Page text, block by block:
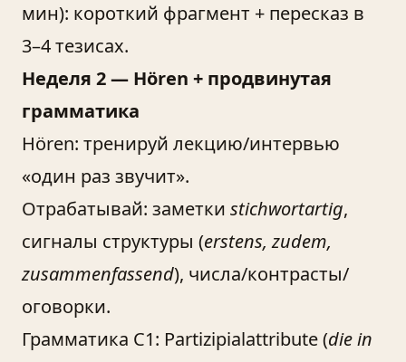
мин): короткий фрагмент + пересказ в
3–4 тезисах.
Неделя 2 — Hören + продвинутая
грамматика
Hören: тренируй лекцию/интервью
«один раз звучит».
Отрабатывай: заметки stichwortartig,
сигналы структуры (erstens, zudem,
zusammenfassend), числа/контрасты/
оговорки.
Грамматика C1: Partizipialattribute (die in